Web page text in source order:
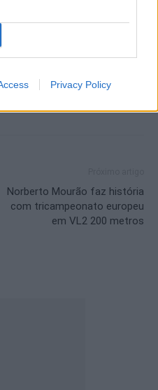
Privacy Policy
Norberto Mourão faz história
com tricampeonato europeu
em VL2 200 metros